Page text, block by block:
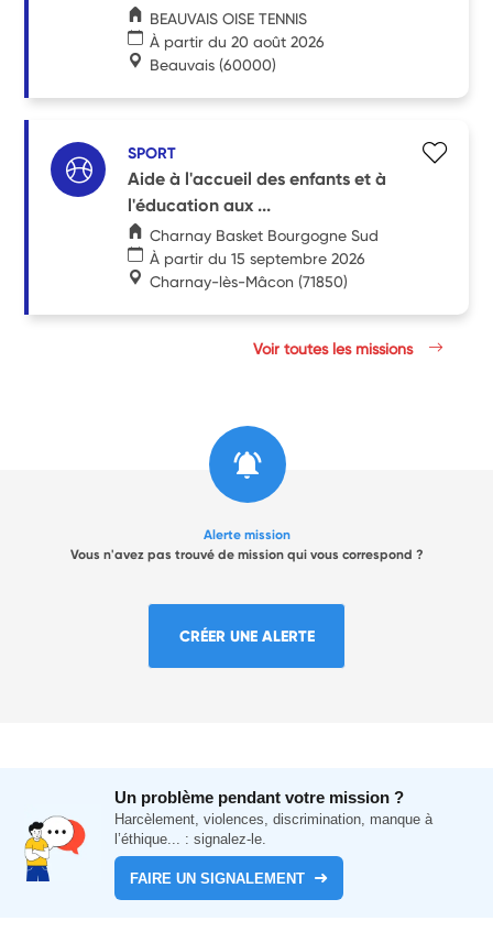
BEAUVAIS OISE TENNIS
À partir du 20 août 2026
Beauvais (60000)
SPORT
Aide à l'accueil des enfants et à
l'éducation aux ...
Charnay Basket Bourgogne Sud
À partir du 15 septembre 2026
Charnay-lès-Mâcon (71850)
Voir toutes les missions
Alerte mission
Vous n'avez pas trouvé de mission qui vous correspond ?
CRÉER UNE ALERTE
Un problème pendant votre mission ?
Harcèlement, violences, discrimination, manque à
l’éthique... : signalez-le.
FAIRE UN SIGNALEMENT